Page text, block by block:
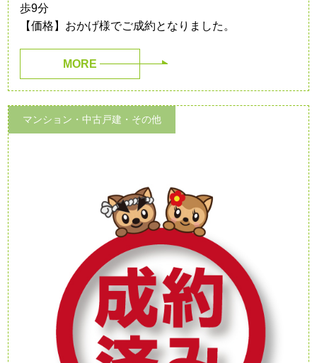
歩9分
【価格】おかげ様でご成約となりました。
MORE
マンション・中古戸建・その他